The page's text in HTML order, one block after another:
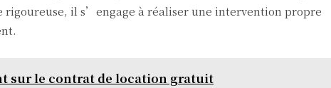
il s’engage à réaliser une intervention propre
sur le contrat de location gratuit